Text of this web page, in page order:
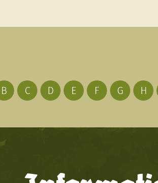
B C D E F G H